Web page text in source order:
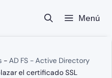
Menú
-AD FS - Active Directory
el certificado SSL